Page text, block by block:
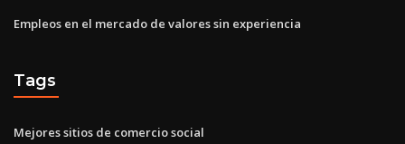
Empleos en el mercado de valores sin experiencia
Tags
Mejores sitios de comercio social